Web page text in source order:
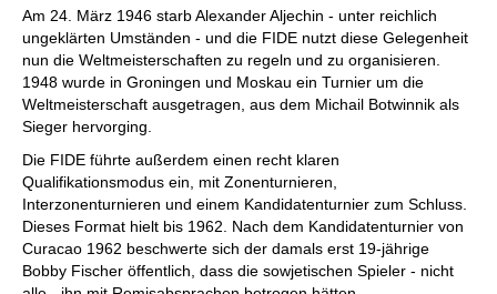
Am 24. März 1946 starb Alexander Aljechin - unter reichlich
ungeklärten Umständen - und die FIDE nutzt diese Gelegenheit
nun die Weltmeisterschaften zu regeln und zu organisieren.
1948 wurde in Groningen und Moskau ein Turnier um die
Weltmeisterschaft ausgetragen, aus dem Michail Botwinnik als
Sieger hervorging.
Die FIDE führte außerdem einen recht klaren
Qualifikationsmodus ein, mit Zonenturnieren,
Interzonenturnieren und einem Kandidatenturnier zum Schluss.
Dieses Format hielt bis 1962. Nach dem Kandidatenturnier von
Curacao 1962 beschwerte sich der damals erst 19-jährige
Bobby Fischer öffentlich, dass die sowjetischen Spieler - nicht